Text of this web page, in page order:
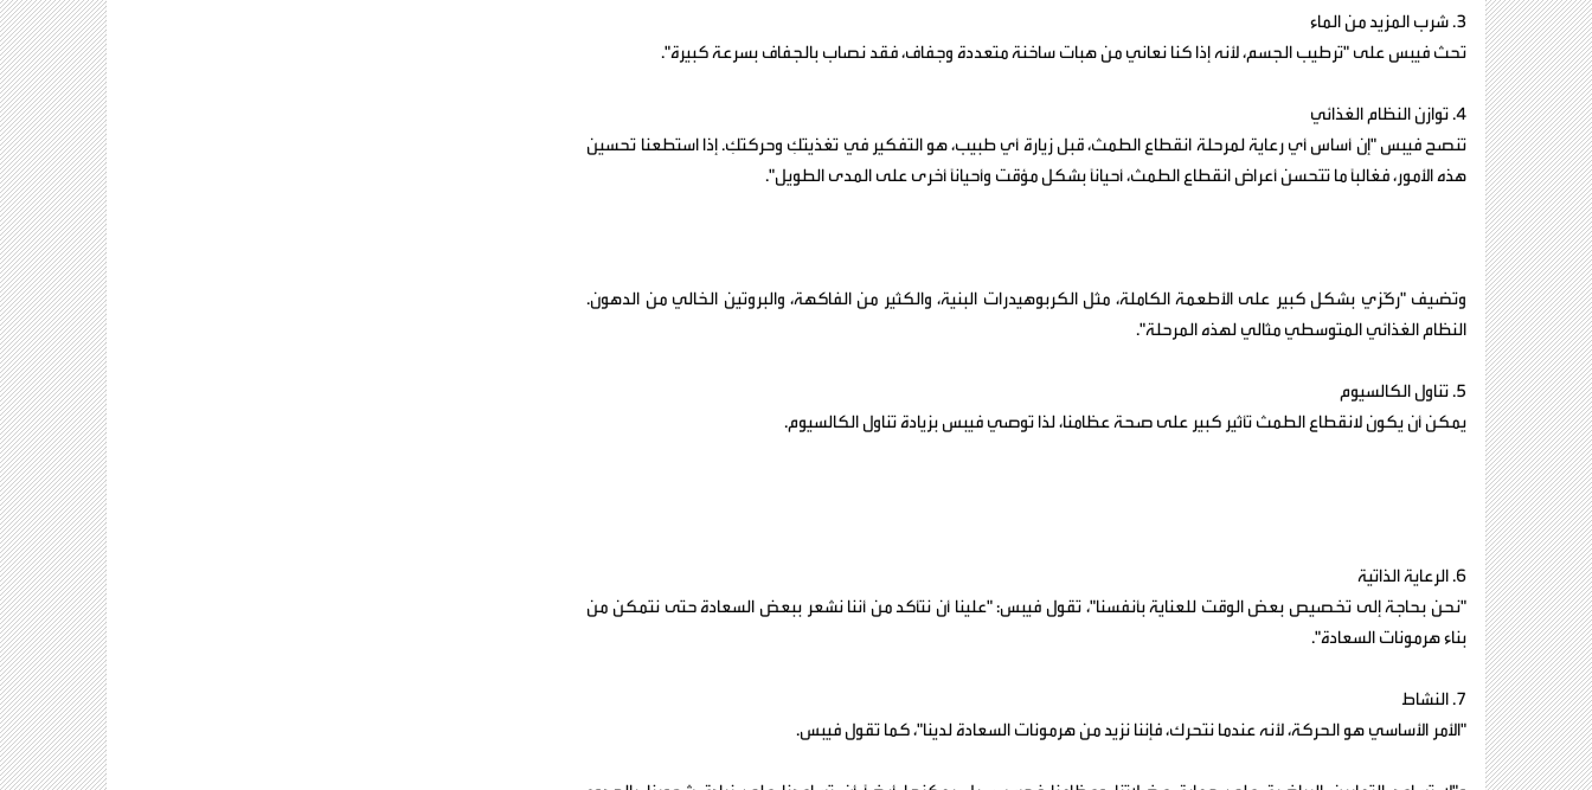
3. شرب المزيد من الماء
تحث فيبس على "ترطيب الجسم، لأنه إذا كنا نعاني من هبات ساخنة متعددة وجفاف، فقد نصاب بالجفاف بسرعة كبيرة".
4. توازن النظام الغذائي
تنصح فيبس "إن أساس أي رعاية لمرحلة انقطاع الطمث، قبل زيارة أي طبيب، هو التفكير في تغذيتكِ وحركتكِ. إذا استطعنا تحسين
هذه الأمور، فغالباً ما تتحسن أعراض انقطاع الطمث، أحياناً بشكل مؤقت وأحياناً أخرى على المدى الطويل".
وتضيف "ركّزي بشكل كبير على الأطعمة الكاملة، مثل الكربوهيدرات البنية، والكثير من الفاكهة، والبروتين الخالي من الدهون.
النظام الغذائي المتوسطي مثالي لهذه المرحلة".
5. تناول الكالسيوم
يمكن أن يكون لانقطاع الطمث تأثير كبير على صحة عظامنا، لذا توصي فيبس بزيادة تناول الكالسيوم.
6. الرعاية الذاتية
"نحن بحاجة إلى تخصيص بعض الوقت للعناية بأنفسنا"، تقول فيبس: "علينا أن نتأكد من أننا نشعر ببعض السعادة حتى نتمكن من
بناء هرمونات السعادة".
7. النشاط
"الأمر الأساسي هو الحركة، لأنه عندما نتحرك، فإننا نزيد من هرمونات السعادة لدينا"، كما تقول فيبس.